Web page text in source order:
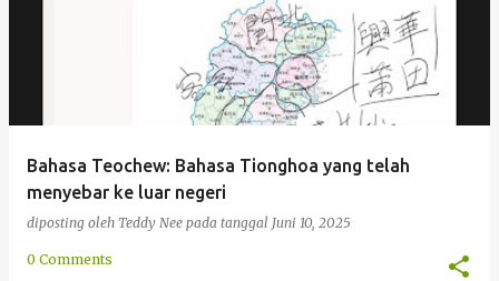
Bahasa Teochew: Bahasa Tionghoa yang telah
menyebar ke luar negeri
diposting oleh Teddy Nee pada tanggal Juni 10, 2025
0 Comments